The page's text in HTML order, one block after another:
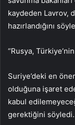
kaydeden Lavrov,
hazırlandığını
“Rusya,
Suriye’deki en
olduğuna işaret
kabul
gerektiğini söyledi.